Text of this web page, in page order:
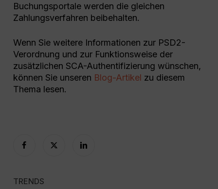
Buchungsportale werden die gleichen
Zahlungsverfahren beibehalten.
Wenn Sie weitere Informationen zur PSD2-
Verordnung und zur Funktionsweise der
zusätzlichen SCA-Authentifizierung wünschen,
können Sie unseren Blog-Artikel zu diesem
Thema lesen.
TRENDS